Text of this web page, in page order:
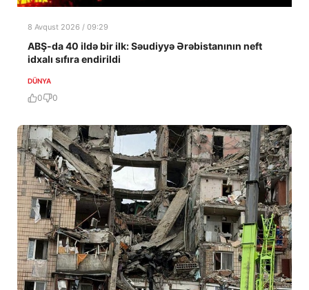
8 Avqust 2026 / 09:29
ABŞ-da 40 ildə bir ilk: Səudiyyə Ərəbistanının neft
idxalı sıfıra endirildi
DÜNYA
0 0